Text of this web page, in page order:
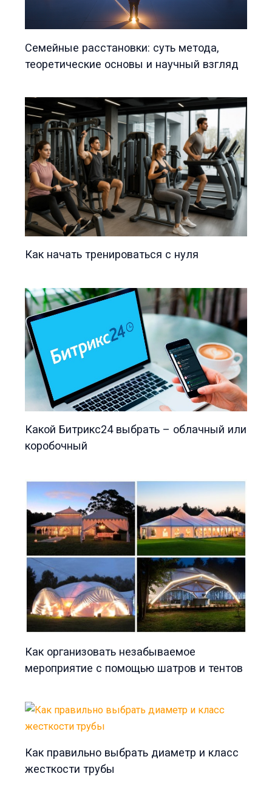
Семейные расстановки: суть метода,
теоретические основы и научный взгляд
Как начать тренироваться с нуля
Какой Битрикс24 выбрать – облачный или
коробочный
Как организовать незабываемое
мероприятие с помощью шатров и тентов
Как правильно выбрать диаметр и класс
жесткости трубы